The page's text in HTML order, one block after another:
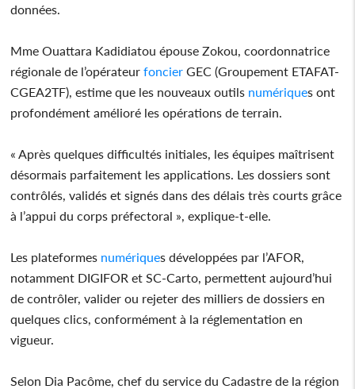
données.
Mme Ouattara Kadidiatou épouse Zokou, coordonnatrice
régionale de l’opérateur foncier GEC (Groupement ETAFAT-
CGEA2TF), estime que les nouveaux outils numériques ont
profondément amélioré les opérations de terrain.
« Après quelques difficultés initiales, les équipes maîtrisent
désormais parfaitement les applications. Les dossiers sont
contrôlés, validés et signés dans des délais très courts grâce
à l’appui du corps préfectoral », explique-t-elle.
Les plateformes numériques développées par l’AFOR,
notamment DIGIFOR et SC-Carto, permettent aujourd’hui
de contrôler, valider ou rejeter des milliers de dossiers en
quelques clics, conformément à la réglementation en
vigueur.
Selon Dia Pacôme, chef du service du Cadastre de la région